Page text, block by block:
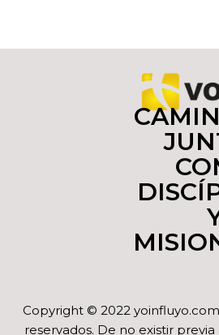
Copyright © 2022
reservados. De no existir